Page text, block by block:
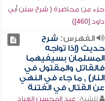
جزء من محاضرة ( شرح سنن أبي
داود [460])
الفهرس: شرح
حديث (إذا تواجه
المسلمان بسيفيهما
فالقاتل والمقتول في
النار) , ما جاء في النهي
عن القتال في الفتنة
للشيخ: عبد المحسن العباد